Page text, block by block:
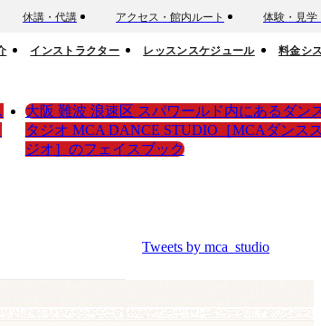
休講・代講 アクセス・館内ルート 体験・見学
インストラクター レッスンスケジュール 料金シ
大阪 難波 浪速区 スパワールド内にあるダン
タジオ MCA DANCE STUDIO［MCAダンス
ジオ］のフェイスブック
Tweets by mca_studio